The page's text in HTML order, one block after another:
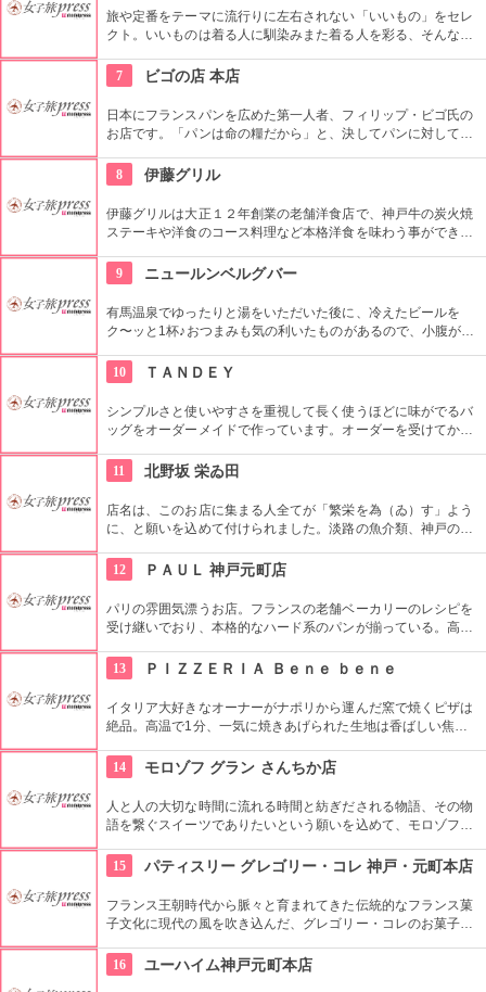
を堪能できるお店です。
旅や定番をテーマに流行りに左右されない「いいもの」をセレ
クト。いいものは着る人に馴染みまた着る人を彩る、そんな自
ムが揃っています。
7 ビゴの店 本店
日本にフランスパンを広めた第一人者、フィリップ・ビゴ氏の
お店です。「パンは命の糧だから」と、決してパンに対して妥
ンのかぐわしい香りと美しさに自然と笑顔がこぼれます。
8 伊藤グリル
伊藤グリルは大正１２年創業の老舗洋食店で、神戸牛の炭火焼
ステーキや洋食のコース料理など本格洋食を味わう事ができま
年近く守られてきたレシピで素材選びから煮込み時間、ソース
にまでこだわり変わらない味を守っています。
9 ニュールンベルグバー
有馬温泉でゆったりと湯をいただいた後に、冷えたビールを
ク〜ッと1杯♪おつまみも気の利いたものがあるので、小腹が空
いるので入りやすくてそれもまた高得点です。
10 ＴＡＮＤＥＹ
シンプルさと使いやすさを重視して長く使うほどに味がでるバ
ッグをオーダーメイドで作っています。オーダーを受けてから
あなただけのバッグ作ってみませんか？
11 北野坂 栄ゐ田
店名は、このお店に集まる人全てが「繁栄を為（ゐ）す」よう
に、と願いを込めて付けられました。淡路の魚介類、神戸の野
酒が自慢です。旨いお料理に旨いお酒。幸せな時間を過ごすこ
とができる、いい大人のための居酒屋です。
12 ＰＡＵＬ 神戸元町店
パリの雰囲気漂うお店。フランスの老舗ベーカリーのレシピを
受け継いでおり、本格的なハード系のパンが揃っている。高級
のお得な詰め合わせも用意しています。
13 ＰＩＺＺＥＲＩＡ Ｂｅｎｅ ｂｅｎｅ
イタリア大好きなオーナーがナポリから運んだ窯で焼くピザは
絶品。高温で1分、一気に焼きあげられた生地は香ばしい焦げ
で食べるもよし、みんなでわいわいシェアするもよし。
14 モロゾフ グラン さんちか店
人と人の大切な時間に流れる時間と紡ぎだされる物語、その物
語を繋ぐスイーツでありたいという願いを込めて、モロゾフグ
いうだけあって、インテリアからサービスに至るまで、どれも
味わい深いものです。
15 パティスリー グレゴリー・コレ 神戸・元町本店
フランス王朝時代から脈々と育まれてきた伝統的なフランス菓
子文化に現代の風を吹き込んだ、グレゴリー・コレのお菓子の
らのパフェが又たまらなく美味しい！ここのパフェを食べた
ら、他のものはもうパフェと呼べないぐらいです。
16 ユーハイム神戸元町本店